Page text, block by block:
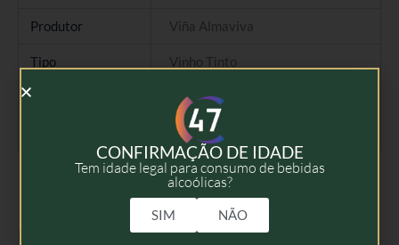
Produtor Viña Almaviva
Tipo Vinho Tinto
Colheita 2015
75cl
Produtos Relacionados
CONFIRMAÇÃO DE IDADE
Tem idade legal para consumo de bebidas
alcoólicas?
SIM NÃO